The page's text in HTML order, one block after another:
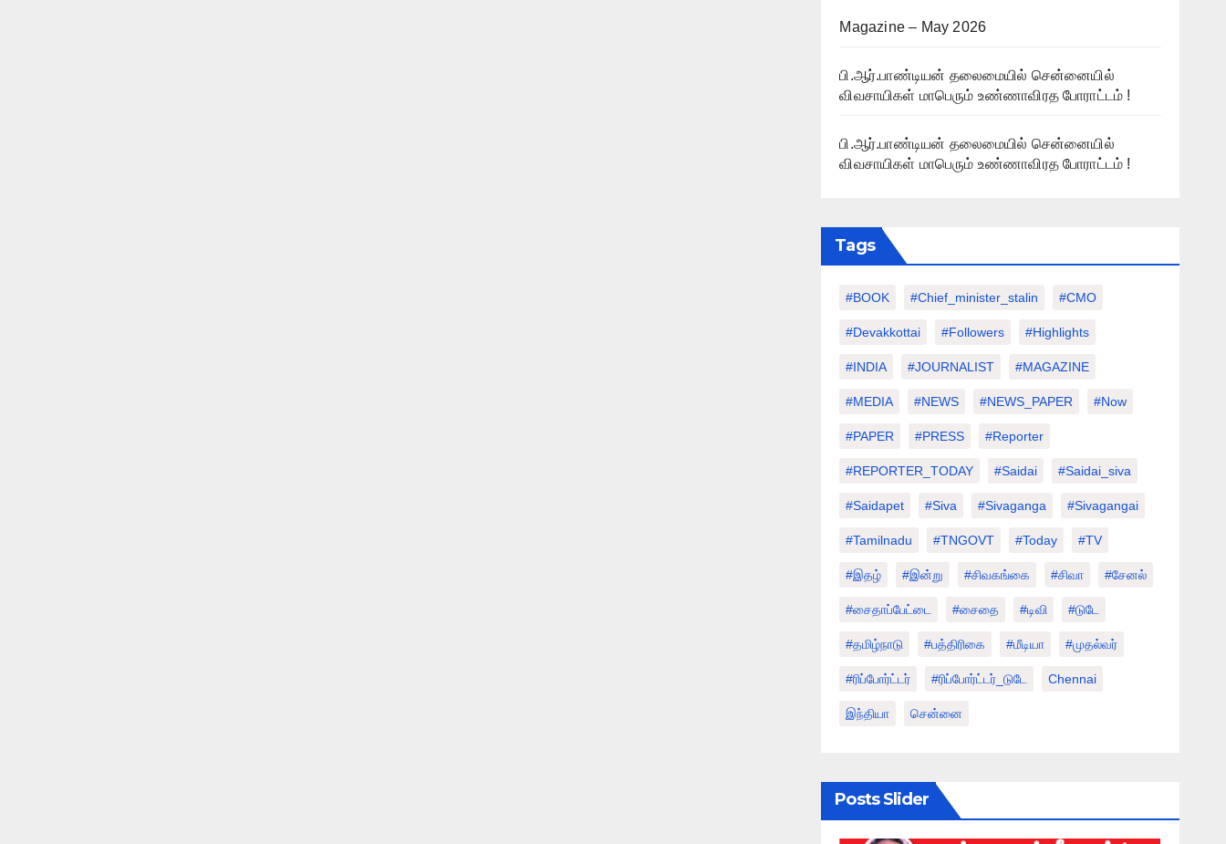
Magazine – May 2026
பி.ஆர்.பாண்டியன் தலைமையில் சென்னையில்
விவசாயிகள் மாபெரும் உண்ணாவிரத போராட்டம் !
பி.ஆர்.பாண்டியன் தலைமையில் சென்னையில்
விவசாயிகள் மாபெரும் உண்ணாவிரத போராட்டம் !
Tags
#BOOK #chief_minister_stalin #CMO
#devakkottai #followers #highlights
#INDIA #JOURNALIST #MAGAZINE
#MEDIA #NEWS #NEWS_PAPER #Now
#PAPER #PRESS #Reporter
#REPORTER_TODAY #saidai #saidai_siva
#saidapet #Siva #Sivaganga #sivagangai
#tamilnadu #TNGOVT #today #TV
#இதழ் #இன்று #சிவகங்கை #சிவா #சேனல்
#சைதாப்பேட்டை #சைதை #டிவி #டுடே
#தமிழ்நாடு #பத்திரிகை #மீடியா #முதல்வர்
#ரிப்போர்ட்டர் #ரிப்போர்ட்டர்_டுடே Chennai
இந்தியா சென்னை
Posts Slider